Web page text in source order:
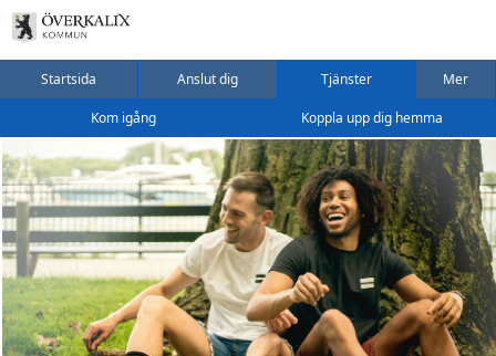
Startsida Anslut dig Tjänster Mer
Kom igång Koppla upp dig hemma